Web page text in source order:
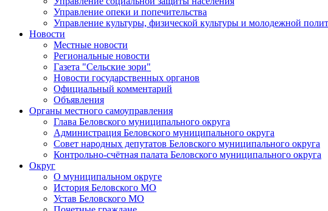
Управление опеки и попечительства
Управление культуры, физической культуры и молодежной
Новости
Местные новости
Региональные новости
Газета "Сельские зори"
Новости государственных органов
Официальный комментарий
Объявления
Органы местного самоуправления
Глава Беловского муниципального округа
Администрация Беловского муниципального округа
Совет народных депутатов Беловского муниципального округа
Контрольно-счётная палата Беловского муниципального округа
Округ
О муниципальном округе
История Беловского МО
Устав Беловского МО